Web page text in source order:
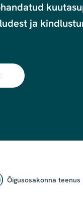
ja
Õigusosakonna teenus